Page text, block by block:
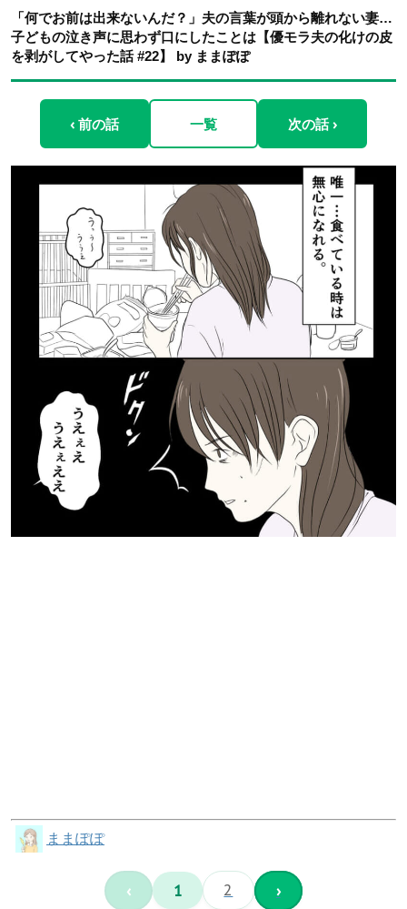
「何でお前は出来ないんだ？」夫の言葉が頭から離れない妻…
子どもの泣き声に思わず口にしたことは【優モラ夫の化けの皮
を剥がしてやった話 #22】 by ままぽぽ
‹ 前の話 一覧 次の話 ›
ままぽぽ
‹ 1 2 ›